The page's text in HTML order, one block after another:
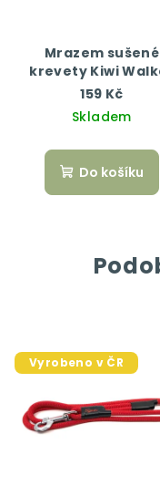
Mrazem sušené
krevety Kiwi
50g
159 Kč
Skladem
Do košíku
Vyrobeno v ČR